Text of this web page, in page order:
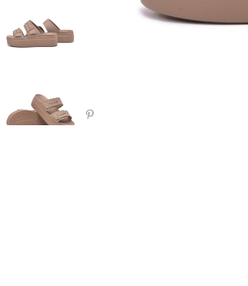
Paylaş